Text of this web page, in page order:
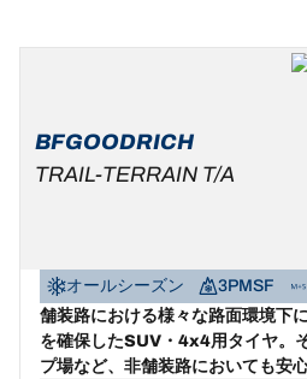
BFGOODRICH
TRAIL-TERRAIN T/A
オールシーズン 3PMSF
舗装路における様々な路面環境下
を確保したSUV・4x4用タイヤ。
プ場など、非舗装路においても安